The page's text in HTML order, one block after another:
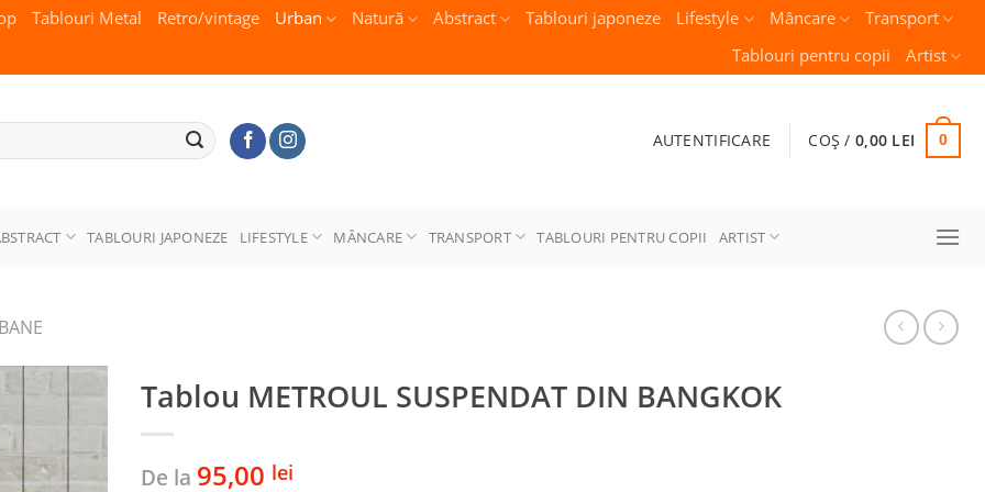
Tablouri Metal Retro/vintage Urban Natură Abstract Tablouri japoneze Lifestyle Mâncare
Transport
Tablouri pentru copii
Artist
AUTENTIFICARE COȘ / 0,00 LEI 0
TABLOURI JAPONEZE LIFESTYLE MÂNCARE TRANSPORT TABLOURI PENTRU COPII ARTIST
Adaugă
Tablou METROUL SUSPENDAT DIN BANGKOK
De la 95,00 lei